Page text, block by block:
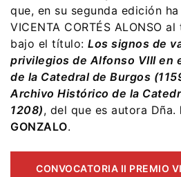
que, en su segunda edición
VICENTA CORTÉS ALONSO
bajo el título: Los signos de
privilegios de Alfonso VIII en
de la Catedral de Burgos
Archivo Histórico de la
1208), del que es autora Dña.
GONZALO.
CONVOCATORIA II PREMIO